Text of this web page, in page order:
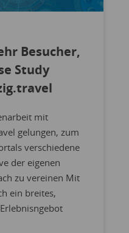
Besucher,
Study
mit
gelungen, zum
verschiedene
der eigenen
zu vereinen Mit
ein breites,